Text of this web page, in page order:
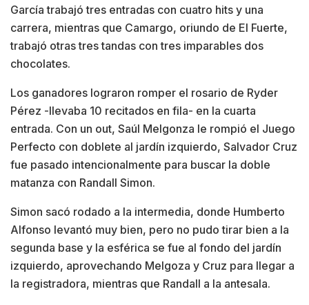
García trabajó tres entradas con cuatro hits y una
carrera, mientras que Camargo, oriundo de El Fuerte,
trabajó otras tres tandas con tres imparables dos
chocolates.
Los ganadores lograron romper el rosario de Ryder
Pérez -llevaba 10 recitados en fila- en la cuarta
entrada. Con un out, Saúl Melgonza le rompió el Juego
Perfecto con doblete al jardín izquierdo, Salvador Cruz
fue pasado intencionalmente para buscar la doble
matanza con Randall Simon.
Simon sacó rodado a la intermedia, donde Humberto
Alfonso levantó muy bien, pero no pudo tirar bien a la
segunda base y la esférica se fue al fondo del jardín
izquierdo, aprovechando Melgoza y Cruz para llegar a
la registradora, mientras que Randall a la antesala.